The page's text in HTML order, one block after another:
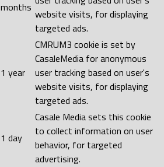
months website visits, for displaying
targeted ads.
1 year
CMRUM3 cookie is set by
CasaleMedia for anonymous
user tracking based on user's
website visits, for displaying
targeted ads.
1 day
Casale Media sets this cookie
to collect information on user
behavior, for targeted
advertising.